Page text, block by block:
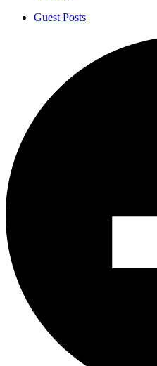
Guest Posts